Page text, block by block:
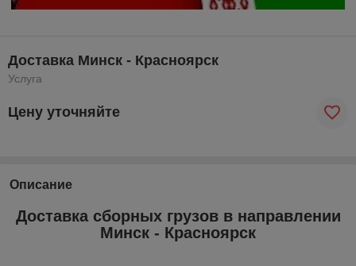
Доставка Минск - Красноярск
Услуга
Цену уточняйте
Описание
Доставка сборных грузов в направлении
Минск - Красноярск